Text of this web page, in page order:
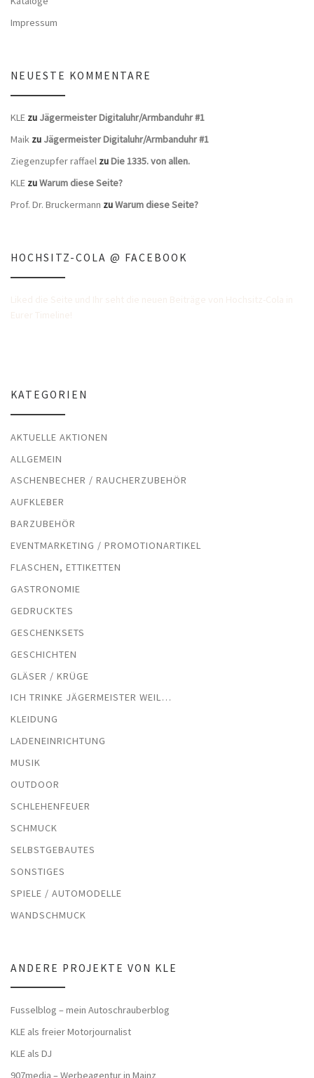
Impressum
NEUESTE KOMMENTARE
KLE zu Jägermeister Digitaluhr/Armbanduhr #1
Maik zu Jägermeister Digitaluhr/Armbanduhr #1
Ziegenzupfer raffael zuDie 1335. von allen.
KLE zuWarum diese Seite?
Prof. Dr. Bruckermann zuWarum diese Seite?
HOCHSITZ-COLA @ FACEBOOK
KATEGORIEN
AKTUELLE AKTIONEN
ALLGEMEIN
ASCHENBECHER / RAUCHERZUBEHÖR
AUFKLEBER
BARZUBEHÖR
EVENTMARKETING / PROMOTIONARTIKEL
FLASCHEN, ETTIKETTEN
GASTRONOMIE
GEDRUCKTES
GESCHENKSETS
GESCHICHTEN
GLÄSER / KRÜGE
ICH TRINKE JÄGERMEISTER WEIL…
KLEIDUNG
LADENEINRICHTUNG
MUSIK
OUTDOOR
SCHLEHENFEUER
SCHMUCK
SELBSTGEBAUTES
SONSTIGES
SPIELE / AUTOMODELLE
WANDSCHMUCK
ANDERE PROJEKTE VON KLE
Fusselblog – mein Autoschrauberblog
KLE als freier Motorjournalist
KLE als DJ
907media – Werbeagentur in Mainz